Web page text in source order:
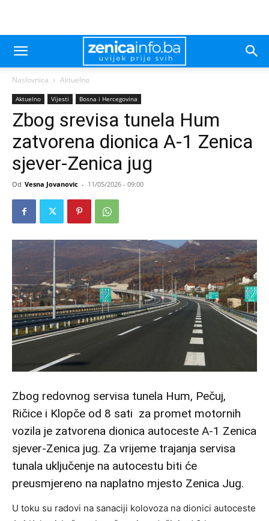
Naslovnica Aktuelno
Aktuelno Vijesti Bosna i Hercegovina
Zbog srevisa tunela Hum
zatvorena dionica A-1 Zenica
sjever-Zenica jug
Od Vesna Jovanovic - 11/05/2026 - 09:00
Zbog redovnog servisa tunela Hum, Pečuj,
Ričice i Klopče od 8 sati za promet motornih
vozila je zatvorena dionica autoceste A-1 Zenica
sjever-Zenica jug. Za vrijeme trajanja servisa
tunala uključenje na autocestu biti će
preusmjereno na naplatno mjesto Zenica Jug.
U toku su radovi na sanaciji kolovoza na dionici autoceste